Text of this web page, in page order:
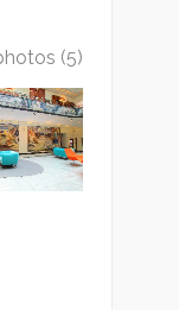
(5)